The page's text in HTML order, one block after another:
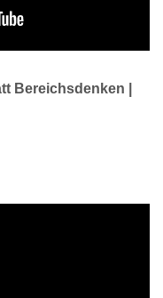
Bereichsdenken |